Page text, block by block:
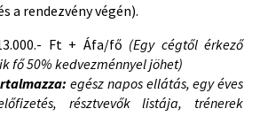
a rendezvény végén).
Ft + Áfa/fő (Egy cégtől érkező
fő 50% kedvezménnyel jöhet)
egész napos ellátás, egy éves
résztvevők listája, trénerek